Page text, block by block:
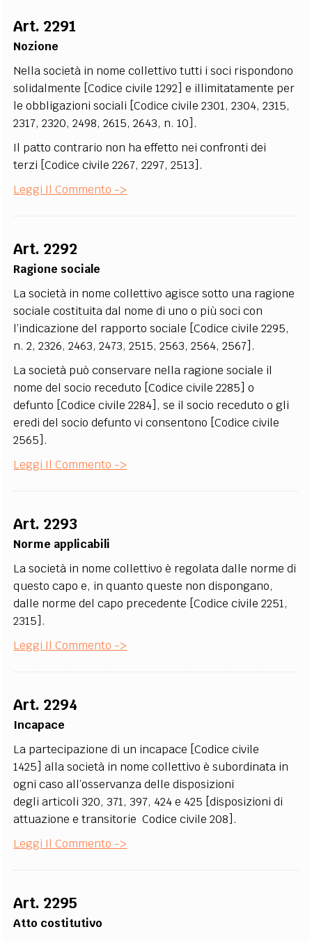
CODICI
SOCIAL MEDIA
Art. 2291
Nozione
Nella società in nome collettivo tutti i soci rispondono
solidalmente [Codice civile 1292] e illimitatamente per
le obbligazioni sociali [Codice civile 2301, 2304, 2315,
2317, 2320, 2498, 2615, 2643, n. 10].
Il patto contrario non ha effetto nei confronti dei
terzi [Codice civile 2267, 2297, 2513].
Leggi Il Commento ->
Art. 2292
Ragione sociale
La società in nome collettivo agisce sotto una ragione
sociale costituita dal nome di uno o più soci con
l’indicazione del rapporto sociale [Codice civile 2295,
n. 2, 2326, 2463, 2473, 2515, 2563, 2564, 2567].
La società può conservare nella ragione sociale il
nome del socio receduto [Codice civile 2285] o
defunto [Codice civile 2284], se il socio receduto o gli
eredi del socio defunto vi consentono [Codice civile
2565].
Leggi Il Commento ->
Art. 2293
Norme applicabili
La società in nome collettivo è regolata dalle norme di
questo capo e, in quanto queste non dispongano,
dalle norme del capo precedente [Codice civile 2251,
2315].
Leggi Il Commento ->
Art. 2294
Incapace
La partecipazione di un incapace [Codice civile
1425] alla società in nome collettivo è subordinata in
ogni caso all’osservanza delle disposizioni
degli articoli 320, 371, 397, 424 e 425 [disposizioni di
attuazione e transitorie Codice civile 208].
Leggi Il Commento ->
Art. 2295
Atto costitutivo